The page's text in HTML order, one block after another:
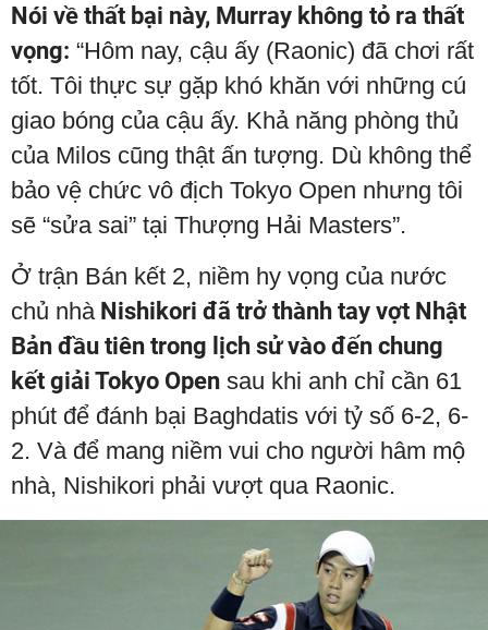
Nói về thất bại này, Murray không tỏ ra thất
vọng: “Hôm nay, cậu ấy (Raonic) đã chơi rất
tốt. Tôi thực sự gặp khó khăn với những cú
giao bóng của cậu ấy. Khả năng phòng thủ
của Milos cũng thật ấn tượng. Dù không thể
bảo vệ chức vô địch Tokyo Open nhưng tôi
sẽ “sửa sai” tại Thượng Hải Masters”.
Ở trận Bán kết 2, niềm hy vọng của nước
chủ nhà Nishikori đã trở thành tay vợt Nhật
Bản đầu tiên trong lịch sử vào đến chung
kết giải Tokyo Open sau khi anh chỉ cần 61
phút để đánh bại Baghdatis với tỷ số 6-2, 6-
2. Và để mang niềm vui cho người hâm mộ
nhà, Nishikori phải vượt qua Raonic.